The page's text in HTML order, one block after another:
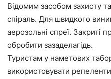
Відомим засобом захисту
спіраль. Для швидкого
аерозольні спреї. Закриті
обробити зазаделагідь.
Туристам у наметових
використовувати